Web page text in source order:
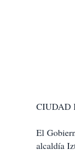
CIUDAD
El
alcaldía